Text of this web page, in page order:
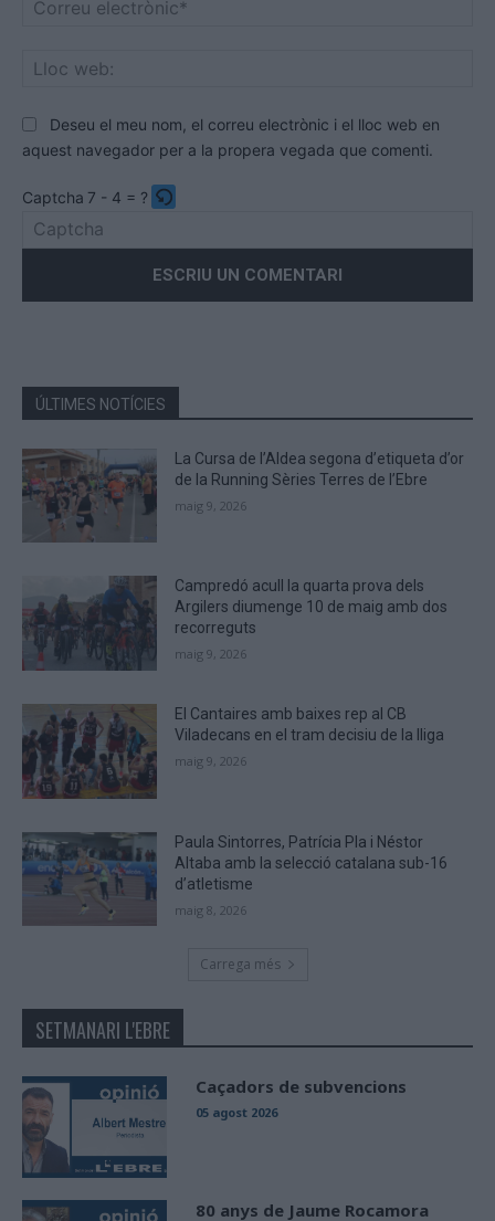
Deseu el meu nom, el correu electrònic i el lloc web en
aquest navegador per a la propera vegada que comenti.
Captcha 7 - 4 = ?
the
the
CAPTCHA
to
verify
that
you
ÚLTIMES NOTÍCIES
La Cursa de l’Aldea segona d’etiqueta d’or
de la Running Sèries Terres de l’Ebre
maig 9, 2026
Campredó acull la quarta prova dels
Argilers diumenge 10 de maig amb dos
recorreguts
maig 9, 2026
El Cantaires amb baixes rep al CB
Viladecans en el tram decisiu de la lliga
maig 9, 2026
Paula Sintorres, Patrícia Pla i Néstor
Altaba amb la selecció catalana sub-16
d’atletisme
maig 8, 2026
Carrega més
SETMANARI L'EBRE
Caçadors de subvencions
05 agost 2026
80 anys de Jaume Rocamora